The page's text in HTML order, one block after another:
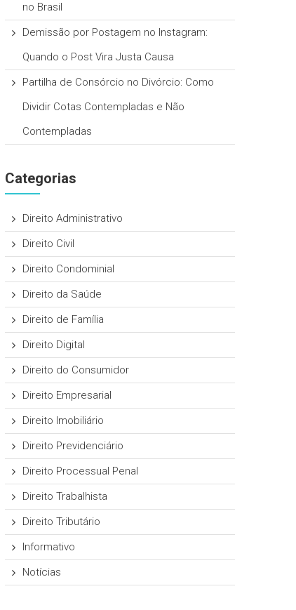
no Brasil
Demissão por Postagem no Instagram:
Quando o Post Vira Justa Causa
Partilha de Consórcio no Divórcio: Como
Dividir Cotas Contempladas e Não
Contempladas
Categorias
Direito Administrativo
Direito Civil
Direito Condominial
Direito da Saúde
Direito de Família
Direito Digital
Direito do Consumidor
Direito Empresarial
Direito Imobiliário
Direito Previdenciário
Direito Processual Penal
Direito Trabalhista
Direito Tributário
Informativo
Notícias